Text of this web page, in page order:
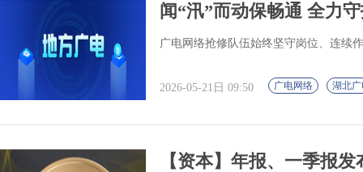
闻“汛”而动保畅通 全力
广电网络抢修队伍始终坚守岗位、连续
2026-05-21日 09:50 广电网络 湖北
【资本】年报、一季报